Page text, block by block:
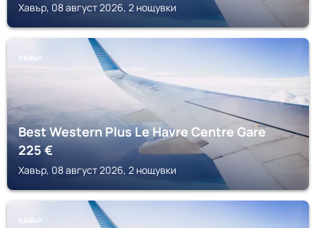
Хавър, 08 август 2026, 2 нощувки
ХАВЪР
Best Western Plus Le Havre Centre Gare
225€
Хавър, 08 август 2026, 2 нощувки
ХАВЪР